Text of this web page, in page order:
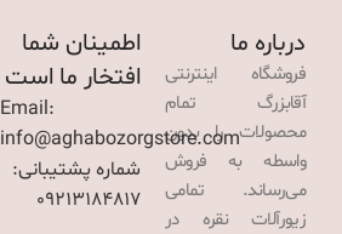
درباره ما
فروشگاه اینترنتی
آقابزرگ تمام
محصولات را بدون
واسطه به فروش
می‌رساند. تمامی
زیورآلات نقره در
اطمینان شما
افتخار ما است
Email:
info@aghabozorgstore.com
شماره پشتیبانی:
09213184817